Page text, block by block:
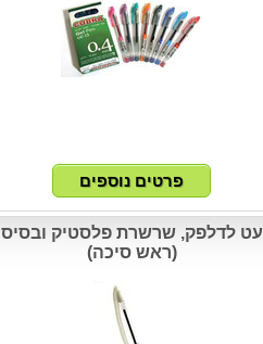
עט לדלפק, שרשרת פלסטיק ובסיס
(ראש סיכה)